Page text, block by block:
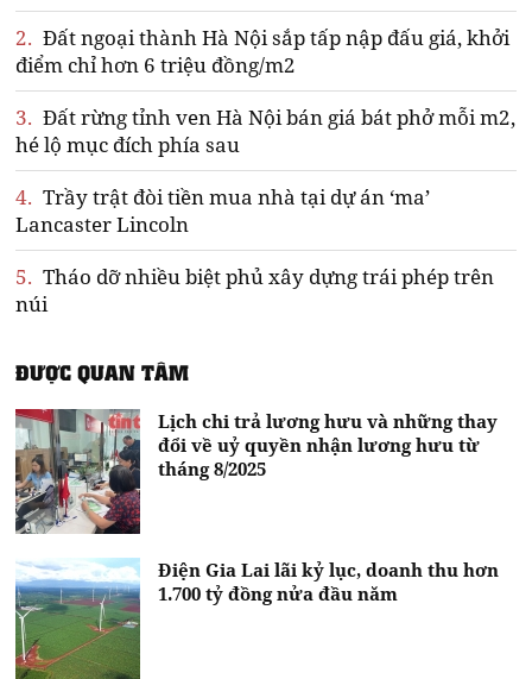
2. Đất ngoại thành Hà Nội sắp tấp nập đấu giá, khởi
điểm chỉ hơn 6 triệu đồng/m2
3. Đất rừng tỉnh ven Hà Nội bán giá bát phở mỗi m2,
hé lộ mục đích phía sau
4. Trầy trật đòi tiền mua nhà tại dự án ‘ma’
Lancaster Lincoln
5. Tháo dỡ nhiều biệt phủ xây dựng trái phép trên
núi
ĐƯỢC QUAN TÂM
Lịch chi trả lương hưu và những thay
đổi về uỷ quyền nhận lương hưu từ
tháng 8/2025
Điện Gia Lai lãi kỷ lục, doanh thu hơn
1.700 tỷ đồng nửa đầu năm